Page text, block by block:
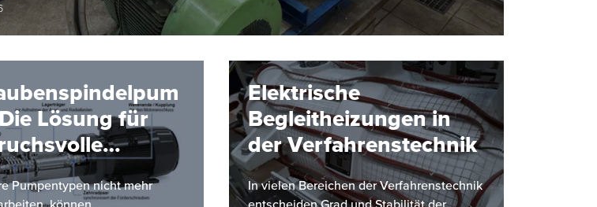
Lösung für
Pumpentypen nicht mehr
können
Elektrische
Begleitheizungen in
der Verfahrenstechnik
In vielen Bereichen der Verfahrenstechnik
entscheiden Grad und Stabilität der